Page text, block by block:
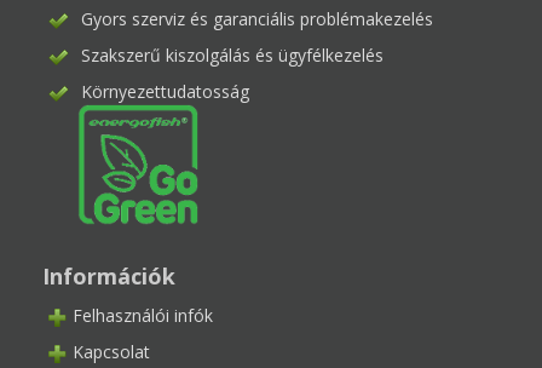
Gyors szerviz és garanciális problémakezelés
Szakszerű kiszolgálás és ügyfélkezelés
Környezettudatosság
Információk
Felhasználói infók
Kapcsolat